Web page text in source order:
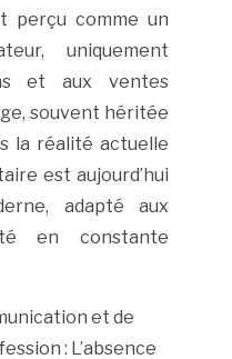
perçu comme un
uniquement
et aux ventes
souvent héritée
la réalité actuelle
est aujourd’hui
adapté aux
en constante
et de
: L’absence